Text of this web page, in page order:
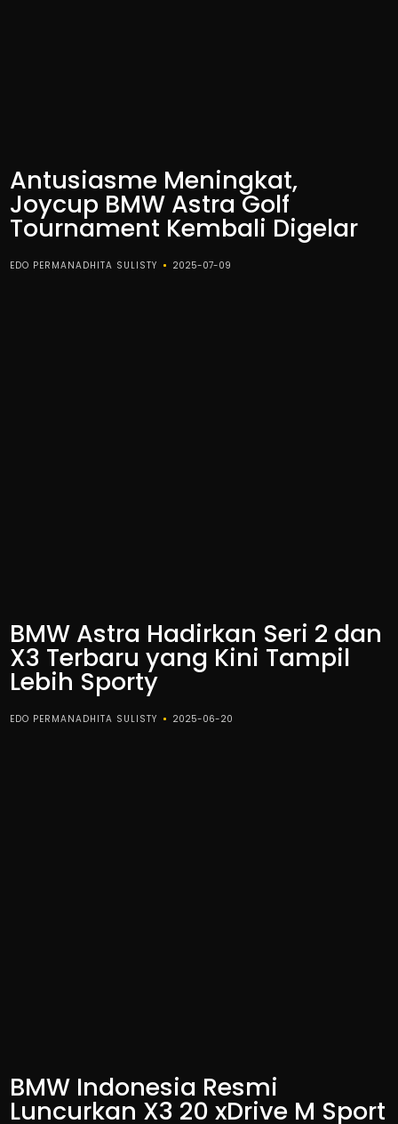
Antusiasme Meningkat,
Joycup BMW Astra Golf
Tournament Kembali Digelar
EDO PERMANADHITA SULISTY 2025-07-09
BMW Astra Hadirkan Seri 2 dan
X3 Terbaru yang Kini Tampil
Lebih Sporty
EDO PERMANADHITA SULISTY 2025-06-20
BMW Indonesia Resmi
Luncurkan X3 20 xDrive M Sport